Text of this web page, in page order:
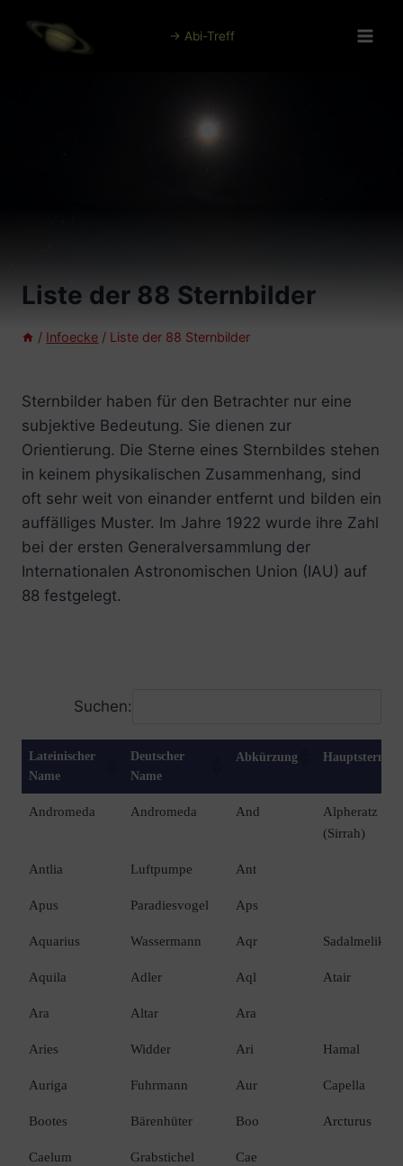
Inhalt
→ Abi-Treff
Liste der 88 Sternbilder
/ Infoecke / Liste der 88 Sternbilder
Sternbilder haben für den Betrachter nur eine
subjektive Bedeutung. Sie dienen zur
Orientierung. Die Sterne eines Sternbildes stehen
in keinem physikalischen Zusammenhang, sind
oft sehr weit von einander entfernt und bilden ein
auffälliges Muster. Im Jahre 1922 wurde ihre Zahl
bei der ersten Generalversammlung der
Internationalen Astronomischen Union (IAU) auf
88 festgelegt.
Suchen:
Lateinischer
Name
Deutscher
Name
Abkürzung Hauptstern
Abkürzung Hauptstern
Andromeda Andromeda And
Alpheratz
(Sirrah)
Antlia Luftpumpe Ant
Apus Paradiesvogel Aps
Aquarius Wassermann Aqr Sadalmelik
Aquila Adler Aql Atair
Ara Altar Ara
Aries Widder Ari Hamal
Auriga Fuhrmann Aur Capella
Bootes Bärenhüter Boo Arcturus
Caelum Grabstichel Cae